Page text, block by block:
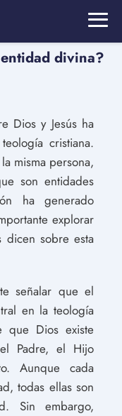
divina?
Dios y Jesús ha
cristiana.
misma persona,
son entidades
ha generado
explorar
sobre esta
señalar que el
en la teología
que Dios existe
Padre, el Hijo
Aunque cada
todas ellas son
Sin embargo,